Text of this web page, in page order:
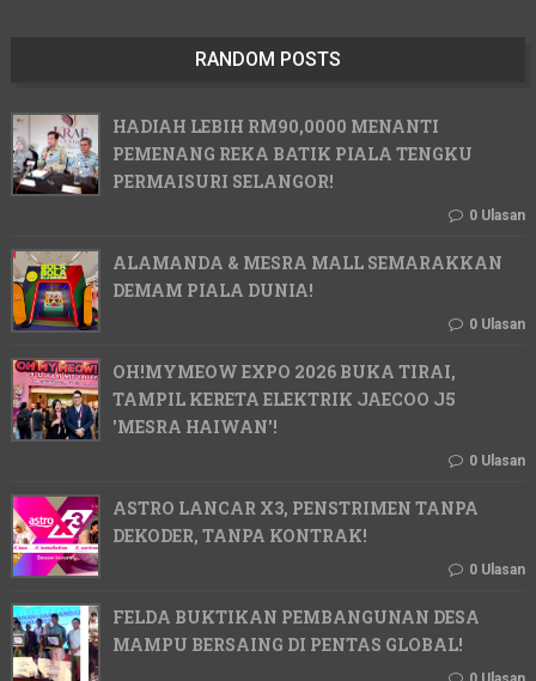
RANDOM POSTS
HADIAH LEBIH RM90,0000 MENANTI
PEMENANG REKA BATIK PIALA TENGKU
PERMAISURI SELANGOR!
0 Ulasan
ALAMANDA & MESRA MALL SEMARAKKAN
DEMAM PIALA DUNIA!
0 Ulasan
OH!MYMEOW EXPO 2026 BUKA TIRAI,
TAMPIL KERETA ELEKTRIK JAECOO J5
'MESRA HAIWAN'!
0 Ulasan
ASTRO LANCAR X3, PENSTRIMEN TANPA
DEKODER, TANPA KONTRAK!
0 Ulasan
FELDA BUKTIKAN PEMBANGUNAN DESA
MAMPU BERSAING DI PENTAS GLOBAL!